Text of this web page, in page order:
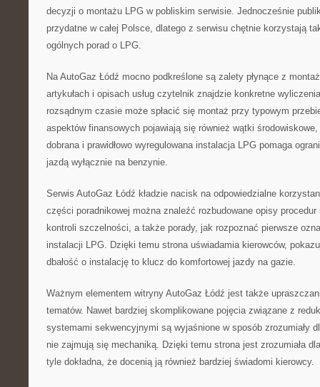
decyzji o montażu LPG w pobliskim serwisie. Jednocześnie
przydatne w całej Polsce, dlatego z serwisu chętnie korzystają
ogólnych porad o LPG.
Na AutoGaz Łódź mocno podkreślone są zalety płynące z
artykułach i opisach usług czytelnik znajdzie konkretne
rozsądnym czasie może spłacić się montaż przy typowym
aspektów finansowych pojawiają się również wątki
dobrana i prawidłowo wyregulowana instalacja LPG pomaga
jazdą wyłącznie na benzynie.
Serwis AutoGaz Łódź kładzie nacisk na odpowiedzialne
części poradnikowej można znaleźć rozbudowane opisy
kontroli szczelności, a także porady, jak rozpoznać pierwsze
instalacji LPG. Dzięki temu strona uświadamia kierowców,
dbałość o instalację to klucz do komfortowej jazdy na gazie.
Ważnym elementem witryny AutoGaz Łódź jest także
tematów. Nawet bardziej skomplikowane pojęcia związane z
systemami sekwencyjnymi są wyjaśnione w sposób zrozumiały
nie zajmują się mechaniką. Dzięki temu strona jest zrozumiała
tyle dokładna, że docenią ją również bardziej świadomi kierowcy.